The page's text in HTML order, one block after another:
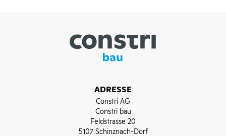
ADRESSE
Constri AG
Constri bau
Feldstrasse 20
5107 Schinznach-Dorf